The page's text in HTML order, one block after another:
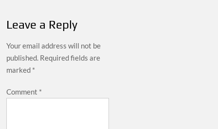
Leave a Reply
Your email address will not be
published. Required fields are
marked *
Comment *